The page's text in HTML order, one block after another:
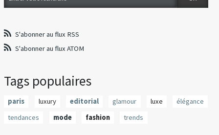
S'abonner au flux RSS
S'abonner au flux ATOM
Tags populaires
paris luxury editorial glamour luxe
élégance
tendances
mode fashion trends